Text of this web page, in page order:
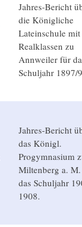
Jahres-Bericht
die Königliche
Lateinschule
Realklassen zu
Annweiler für
Schuljahr 1897/
Jahres-Bericht
das Königl.
Progymnasium
Miltenberg a.
das Schuljahr
1908.